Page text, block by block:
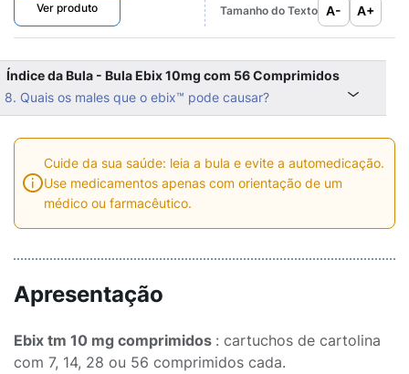
Ver produto Tamanho do Texto A- A+
Índice da Bula - Bula Ebix 10mg com 56 Comprimidos
8. Quais os males que o ebix™ pode causar?
Cuide da sua saúde: leia a bula e evite a automedicação.
Use medicamentos apenas com orientação de um
médico ou farmacêutico.
Apresentação
Ebix tm 10 mg comprimidos : cartuchos de cartolina
com 7, 14, 28 ou 56 comprimidos cada.